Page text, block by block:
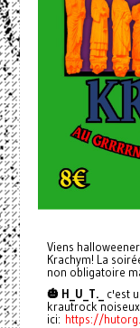
Viens
Krachym! La
non obligatoire
🎃 H_U_T._
c'est
krautrock
ici: https://